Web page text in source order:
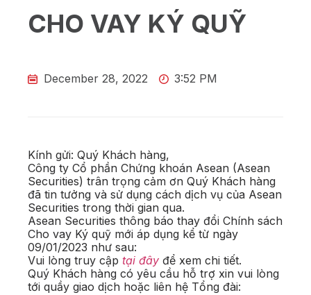
CHO VAY KÝ QUỸ
December 28, 2022 3:52 PM
Kính gửi: Quý Khách hàng,
Công ty Cổ phần Chứng khoán Asean (Asean
Securities) trân trọng cảm ơn Quý Khách hàng
đã tin tưởng và sử dụng cách dịch vụ của Asean
Securities trong thời gian qua.
Asean Securities thông báo thay đổi Chính sách
Cho vay Ký quỹ mới áp dụng kể từ ngày
09/01/2023 như sau:
Vui lòng truy cập tại đây để xem chi tiết.
Quý Khách hàng có yêu cầu hỗ trợ xin vui lòng
tới quầy giao dịch hoặc liên hệ Tổng đài: